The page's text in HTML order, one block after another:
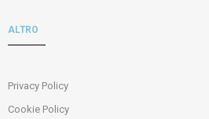
ALTRO
Privacy Policy
Cookie Policy